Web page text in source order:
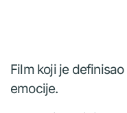
Film koji je
emocije.